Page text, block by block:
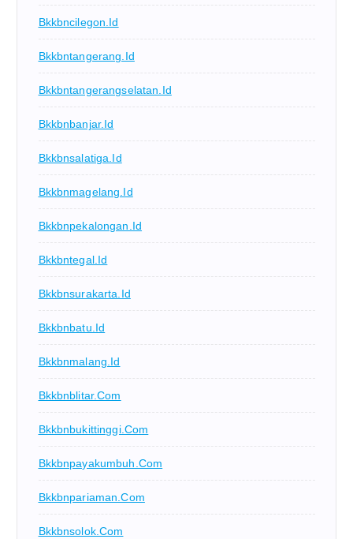
Bkkbncilegon.id
Bkkbntangerang.id
Bkkbntangerangselatan.id
Bkkbnbanjar.id
Bkkbnsalatiga.id
Bkkbnmagelang.id
Bkkbnpekalongan.id
Bkkbntegal.id
Bkkbnsurakarta.id
Bkkbnbatu.id
Bkkbnmalang.id
Bkkbnblitar.com
Bkkbnbukittinggi.com
Bkkbnpayakumbuh.com
Bkkbnpariaman.com
Bkkbnsolok.com